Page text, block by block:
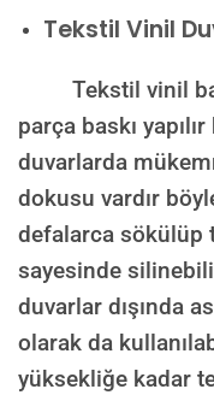
Tekstil Vinil
Tekstil vinil
parça baskı
duvarlarda
dokusu vardır
defalarca sökülüp
sayesinde
duvarlar dışında
olarak da
yüksekliğe kadar